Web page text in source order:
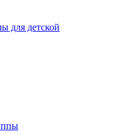
для детской